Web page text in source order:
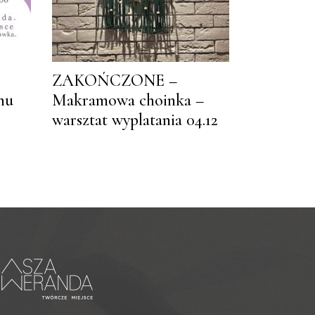
ZAKOŃCZONE –
Makramowa choinka –
warsztat wyplatania 04.12